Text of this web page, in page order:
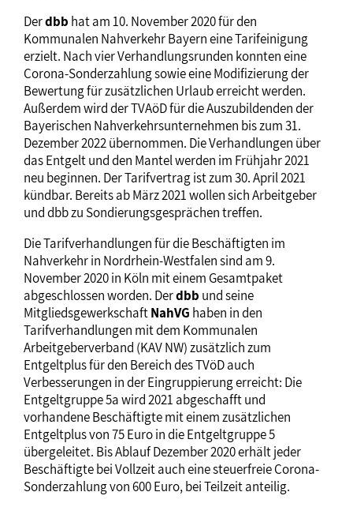
Derdbb hat am 10. November 2020 für den
Kommunalen Nahverkehr Bayern eine Tarifeinigung
erzielt. Nach vier Verhandlungsrunden konnten eine
Corona-Sonderzahlung sowie eine Modifizierung der
Bewertung für zusätzlichen Urlaub erreicht werden.
Außerdem wird der TVAöD für die Auszubildenden der
Bayerischen Nahverkehrsunternehmen bis zum 31.
Dezember 2022 übernommen. Die Verhandlungen über
das Entgelt und den Mantel werden im Frühjahr 2021
neu beginnen. Der Tarifvertrag ist zum 30. April 2021
kündbar. Bereits ab März 2021 wollen sich Arbeitgeber
und dbb zu Sondierungsgesprächen treffen.
Die Tarifverhandlungen für die Beschäftigten im
Nahverkehr in Nordrhein-Westfalen sind am 9.
November 2020 in Köln mit einem Gesamtpaket
abgeschlossen worden. Derdbb und seine
MitgliedsgewerkschaftNahVG haben in den
Tarifverhandlungen mit dem Kommunalen
Arbeitgeberverband (KAV NW) zusätzlich zum
Entgeltplus für den Bereich des TVöD auch
Verbesserungen in der Eingruppierung erreicht: Die
Entgeltgruppe 5a wird 2021 abgeschafft und
vorhandene Beschäftigte mit einem zusätzlichen
Entgeltplus von 75 Euro in die Entgeltgruppe 5
übergeleitet. Bis Ablauf Dezember 2020 erhält jeder
Beschäftigte bei Vollzeit auch eine steuerfreie Corona-
Sonderzahlung von 600 Euro, bei Teilzeit anteilig.